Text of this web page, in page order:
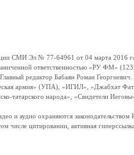
СМИ Эл № 77-64961 от 04 марта 2016
ответственностью «РУ ФМ»
редактор Бабаян Роман
армия» (УПА), «ИГИЛ»,
народа», «Свидетели
и аудио охраняются
цитировании, активная